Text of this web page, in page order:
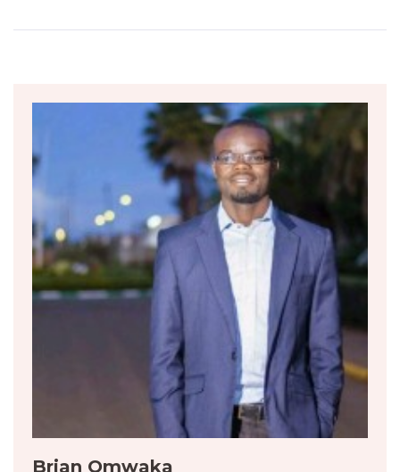
Brian Omwaka